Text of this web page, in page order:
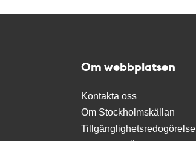
Om webbplatsen
Kontakta oss
Om Stockholmskällan
Tillgänglighetsredogörelse